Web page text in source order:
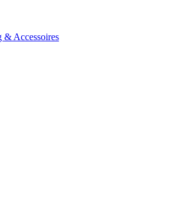
& Accessoires